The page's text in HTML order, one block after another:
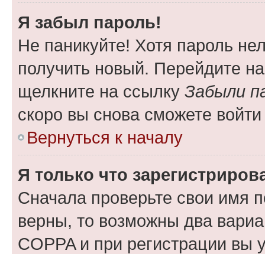
Я забыл пароль!
Не паникуйте! Хотя пароль
получить новый. Перейдите
щелкните на ссылку Забыли
скоро вы снова сможете
Вернуться к началу
Я только что
Сначала проверьте свои имя
верны, то возможны два
COPPA и при регистрации вы